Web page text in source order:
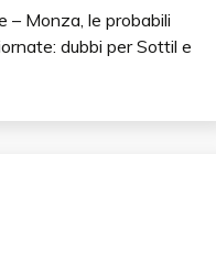
– Monza, le probabili
dubbi per Sottil e